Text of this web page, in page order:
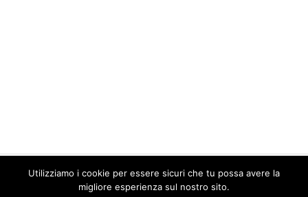
© 2026 Barbara Sgarzi · P.IVA. 01577640095 ·Contatti·Privacy
Policy
Utilizziamo i cookie per essere sicuri che tu possa avere la
migliore esperienza sul nostro sito.